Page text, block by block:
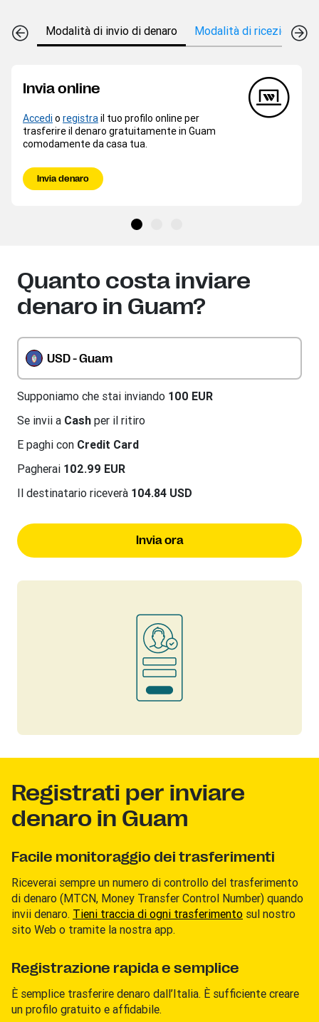
Modalità di invio di denaro Modalità di ricezione di
Invia online
Accedi o registrail tuo profilo online per
trasferire il denaro gratuitamente in Guam
comodamente da casa tua.
Invia denaro
Quanto costa inviare
denaro in Guam?
USD - Guam
Supponiamo che stai inviando 100 EUR
Se invii a Cash per il ritiro
E paghi con Credit Card
Pagherai 102.99 EUR
Il destinatario riceverà 104.84 USD
Invia ora
Registrati per inviare
denaro in Guam
Facile monitoraggio dei trasferimenti
Riceverai sempre un numero di controllo del trasferimento
di denaro (MTCN, Money Transfer Control Number) quando
invii denaro. Tieni traccia di ogni trasferimento sul nostro
sito Web o tramite la nostra app.
Registrazione rapida e semplice
È semplice trasferire denaro dall’Italia. È sufficiente creare
un profilo gratuito e affidabile.